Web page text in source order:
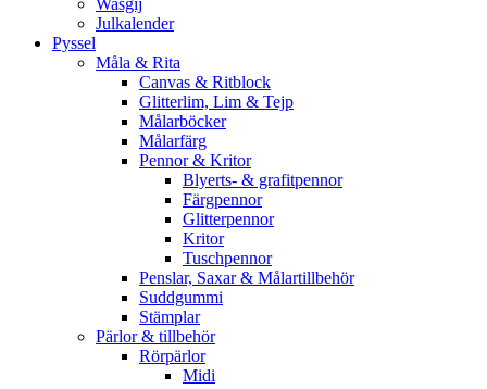
Wasgij
Julkalender
Pyssel
Måla & Rita
Canvas & Ritblock
Glitterlim, Lim & Tejp
Målarböcker
Målarfärg
Pennor & Kritor
Blyerts- & grafitpennor
Färgpennor
Glitterpennor
Kritor
Tuschpennor
Penslar, Saxar & Målartillbehör
Suddgummi
Stämplar
Pärlor & tillbehör
Rörpärlor
Midi